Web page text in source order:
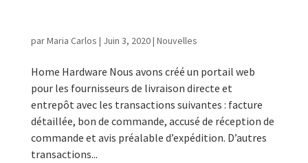
parMaria Carlos | Juin 3, 2020| Nouvelles
Home Hardware Nous avons créé un portail web
pour les fournisseurs de livraison directe et
entrepôt avec les transactions suivantes : facture
détaillée, bon de commande, accusé de réception de
commande et avis préalable d’expédition. D’autres
transactions...